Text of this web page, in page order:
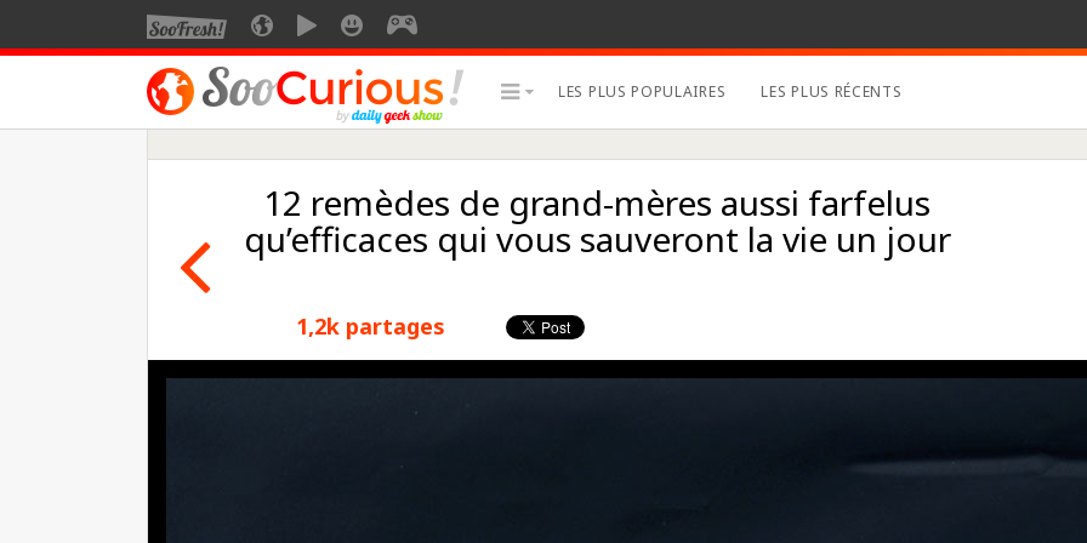
LES PLUS POPULAIRES LES PLUS RÉCENTS
12 remèdes de grand-mères aussi farfelus
qu’efficaces qui vous sauveront la vie un jour
1,2k partages